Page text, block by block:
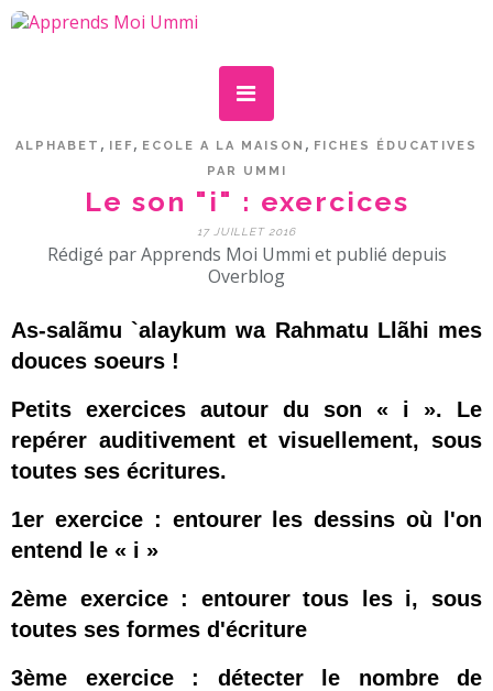
ALPHABET , IEF, ECOLE A LA MAISON , FICHES ÉDUCATIVES
PAR UMMI
Le son "i" : exercices
17 JUILLET 2016
Rédigé par Apprends Moi Ummi et publié depuis
Overblog
As-salãmu `alaykum wa Rahmatu Llãhi mes
douces soeurs !
Petits exercices autour du son « i ». Le
repérer auditivement et visuellement, sous
toutes ses écritures.
1er exercice : entourer les dessins où l'on
entend le « i »
2ème exercice : entourer tous les i, sous
toutes ses formes d'écriture
3ème exercice : détecter le nombre de